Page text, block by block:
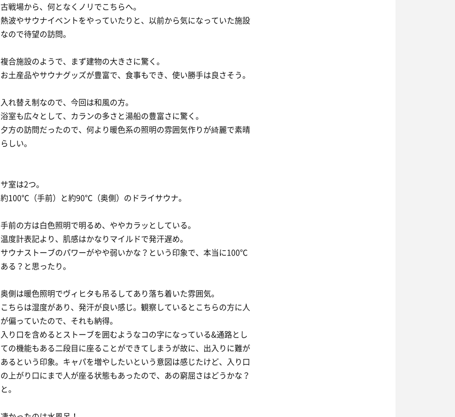
古戦場から、何となくノリでこちらへ。
熱波やサウナイベントをやっていたりと、以前から気になっていた施設
なので待望の訪問。
複合施設のようで、まず建物の大きさに驚く。
お土産品やサウナグッズが豊富で、食事もでき、使い勝手は良さそう。
入れ替え制なので、今回は和風の方。
浴室も広々として、カランの多さと湯船の豊富さに驚く。
夕方の訪問だったので、何より暖色系の照明の雰囲気作りが綺麗で素晴
らしい。
サ室は2つ。
約100℃（手前）と約90℃（奥側）のドライサウナ。
手前の方は白色照明で明るめ、ややカラッとしている。
温度計表記より、肌感はかなりマイルドで発汗遅め。
サウナストーブのパワーがやや弱いかな？という印象で、本当に100℃
ある？と思ったり。
奥側は暖色照明でヴィヒタも吊るしてあり落ち着いた雰囲気。
こちらは湿度があり、発汗が良い感じ。観察しているとこちらの方に人
が偏っていたので、それも納得。
入り口を含めるとストーブを囲むようなコの字になっている&通路とし
ての機能もある二段目に座ることができてしまうが故に、出入りに難が
あるという印象。キャパを増やしたいという意図は感じたけど、入り口
の上がり口にまで人が座る状態もあったので、あの窮屈さはどうかな？
と。